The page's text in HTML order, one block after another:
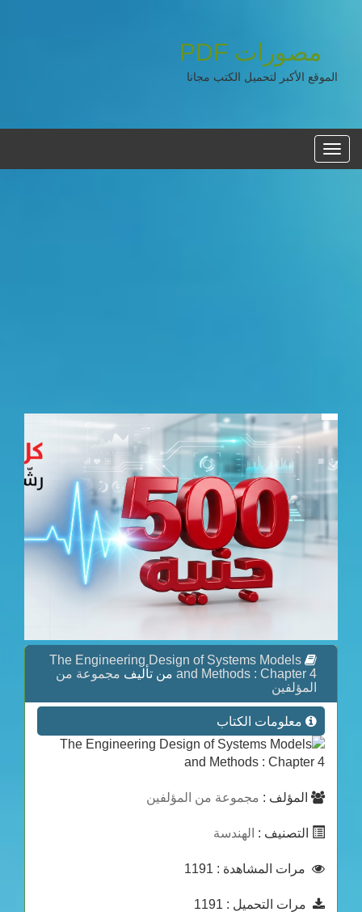
مصورات PDF
الموقع الأكبر لتحميل الكتب مجانا
القائمه
الرئيسية
The Engineering Design of Systems Models
and Methods : Chapter 4 من تأليف مجموعة من
المؤلفين
معلومات الكتاب
المؤلف : مجموعة من المؤلفين
التصنيف : الهندسة
مرات المشاهدة : 1191
مرات التحميل : 1191